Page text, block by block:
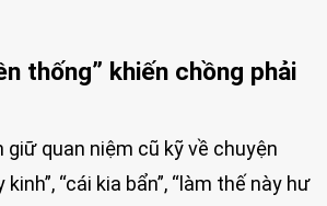
thống” khiến chồng phải
giữ quan niệm cũ kỹ về chuyện
kinh”, “cái kia bẩn”, “làm thế này hư